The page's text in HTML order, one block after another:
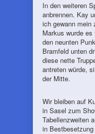
In den weiteren
anbrennen. Kay
ich gewann mein
Markus wurde
den neunten
Bramfeld unten
diese nette
antreten würde,
der Mitte.
Wir bleiben auf
in Sasel zum
Tabellenzweiten
in